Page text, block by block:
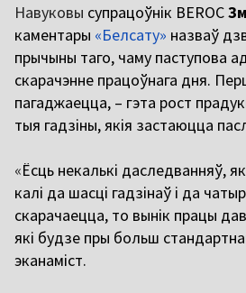
Навуковы супрацоўнік BEROC
каментары «Белсату» назваў
прычыны таго, чаму паступова
скарачэнне працоўнага дня.
пагаджаецца, – гэта рост
тыя гадзіны, якія застаюцца
«Ёсць некалькі даследванняў,
калі да шасці гадзінаў і да
скарачаецца, то вынік працы
які будзе пры больш
эканаміст.